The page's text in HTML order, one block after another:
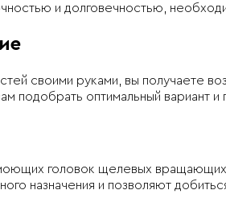
и долговечностью,
своими руками, вы получаете
подобрать оптимальный вариант
головок щелевых
назначения и позволяют